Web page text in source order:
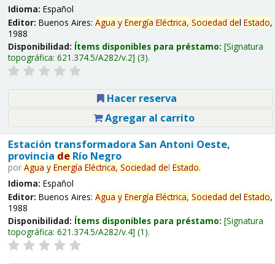
Idioma: Español
Editor: Buenos Aires: Agua y Energía Eléctrica, Sociedad del Estado,
1988
Disponibilidad: Ítems disponibles para préstamo: Signatura
topográfica: 621.374.5/A282/v.2 (3).
Hacer reserva
Agregar al carrito
Estación transformadora San Antoni Oeste,
provincia deRío Negro
por Agua y Energía Eléctrica, Sociedad del Estado.
Idioma: Español
Editor: Buenos Aires: Agua y Energía Eléctrica, Sociedad del Estado,
1988
Disponibilidad: Ítems disponibles para préstamo: Signatura
topográfica: 621.374.5/A282/v.4 (1).